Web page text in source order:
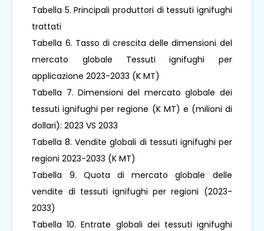
Tabella 5. Principali produttori di tessuti ignifughi
trattati
Tabella 6. Tasso di crescita delle dimensioni del
mercato globale Tessuti ignifughi per
applicazione 2023-2033 (K MT)
Tabella 7. Dimensioni del mercato globale dei
tessuti ignifughi per regione (K MT) e (milioni di
dollari): 2023 VS 2033
Tabella 8. Vendite globali di tessuti ignifughi per
regioni 2023-2033 (K MT)
Tabella 9. Quota di mercato globale delle
vendite di tessuti ignifughi per regioni (2023-
2033)
Tabella 10. Entrate globali dei tessuti ignifughi